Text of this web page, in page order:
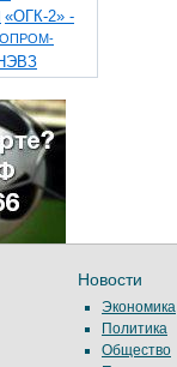
«ОГК-2» -
космос
роща
Новости
Экономика
Политика
Общество